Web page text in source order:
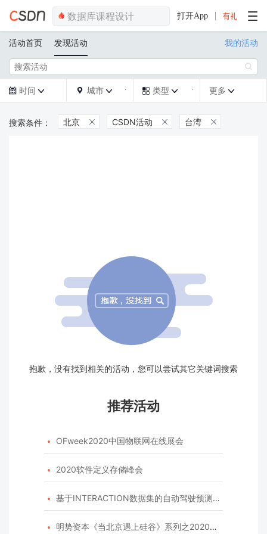
打开App
活动首页 发现活动 我的活动

 时间   城市   类型  更多 
北京  CSDN活动  台湾 
抱歉，没有找到相关的活动，您可以尝试其它关键词搜索
推荐活动
 OFweek2020中国物联网在线展会
 2020软件定义存储峰会
 基于INTERACTION数据集的自动驾驶预测模型挑战赛
 明势资本《当北京遇上硅谷》系列之2020年度开源峰会